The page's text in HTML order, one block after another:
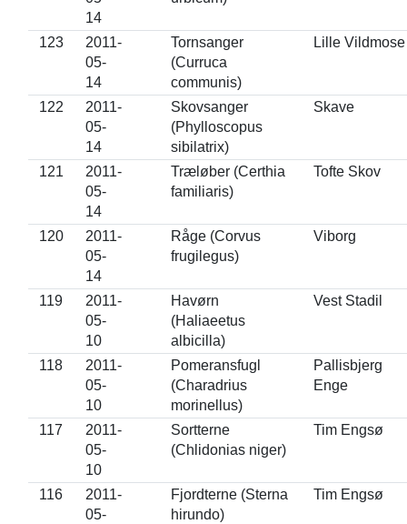
14
123
2011-
05-
14
Tornsanger
(Curruca
communis)
Lille Vildmose
122
2011-
05-
14
Skovsanger
(Phylloscopus
sibilatrix)
Skave
121
2011-
05-
14
Træløber (Certhia
familiaris)
Tofte Skov
120
2011-
05-
14
Råge (Corvus
frugilegus)
Viborg
119
2011-
05-
10
Havørn
(Haliaeetus
albicilla)
Vest Stadil
118
2011-
05-
10
Pomeransfugl
(Charadrius
morinellus)
Pallisbjerg
Enge
117
2011-
05-
10
Sortterne
(Chlidonias niger)
Tim Engsø
116
2011-
05-
Fjordterne (Sterna
hirundo)
Tim Engsø